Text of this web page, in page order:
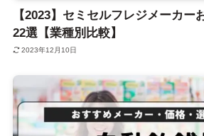
【2023】セミセルフレジメーカー
22選【業種別比較】
2023年12月10日